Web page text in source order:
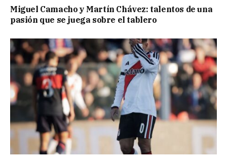
Miguel Camacho y Martín Chávez: talentos de una
pasión que se juega sobre el tablero